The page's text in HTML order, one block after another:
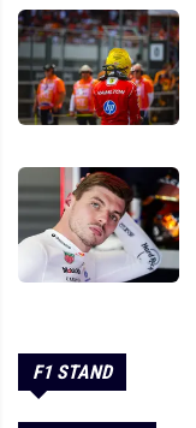
F1 STAND